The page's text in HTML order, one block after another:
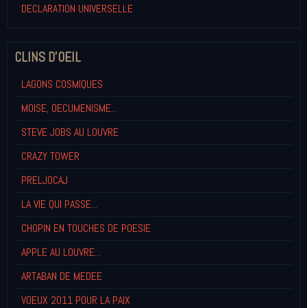
DECLARATION UNIVERSELLE
CLINS D'OEIL
LAGONS COSMIQUES
MOISE, OECUMENISME...
STEVE JOBS AU LOUVRE
CRAZY TOWER
PRELJOCAJ
LA VIE QUI PASSE...
CHOPIN EN TOUCHES DE POESIE
APPLE AU LOUVRE...
ARTABAN DE MEDEE
VOEUX 2011 POUR LA PAIX